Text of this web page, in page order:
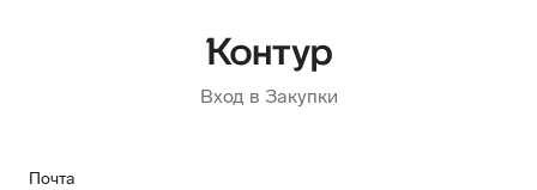
Вход в Закупки
Почта